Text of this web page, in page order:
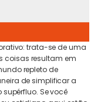
trata-se de uma
coisas resultam em
repleto de
de simplificar a
Se você